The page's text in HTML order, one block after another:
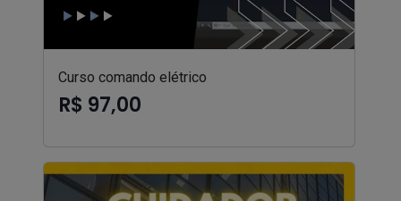
Curso comando elétrico
R$ 97,00